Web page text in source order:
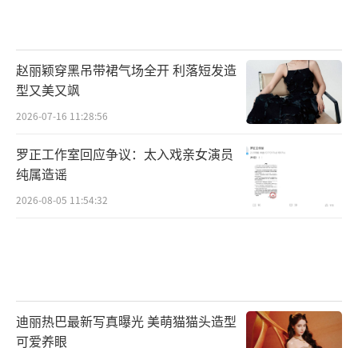
赵丽颖穿黑吊带裙气场全开 利落短发造
型又美又飒
2026-07-16 11:28:56
罗正工作室回应争议：太入戏亲女演员
纯属造谣
2026-08-05 11:54:32
迪丽热巴最新写真曝光 美萌猫猫头造型
可爱养眼